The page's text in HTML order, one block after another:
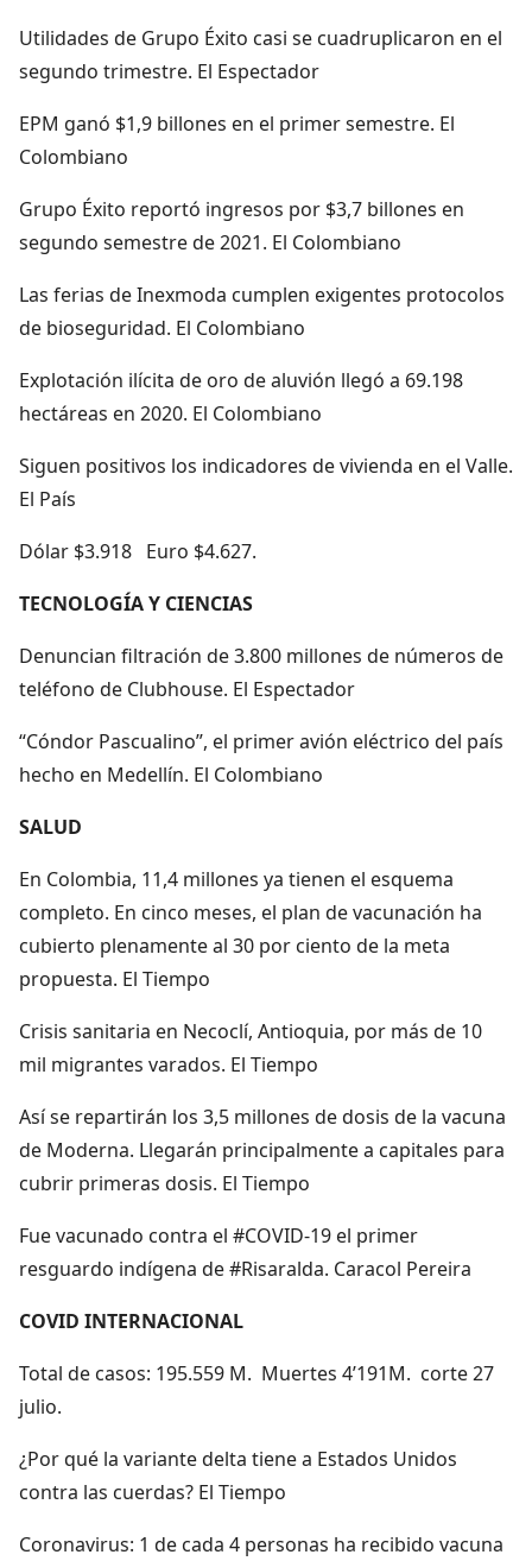
Utilidades de Grupo Éxito casi se cuadruplicaron en el
segundo trimestre. El Espectador
EPM ganó $1,9 billones en el primer semestre. El
Colombiano
Grupo Éxito reportó ingresos por $3,7 billones en
segundo semestre de 2021. El Colombiano
Las ferias de Inexmoda cumplen exigentes protocolos
de bioseguridad. El Colombiano
Explotación ilícita de oro de aluvión llegó a 69.198
hectáreas en 2020. El Colombiano
Siguen positivos los indicadores de vivienda en el Valle.
El País
Dólar $3.918 Euro $4.627.
TECNOLOGÍA Y CIENCIAS
Denuncian filtración de 3.800 millones de números de
teléfono de Clubhouse. El Espectador
“Cóndor Pascualino”, el primer avión eléctrico del país
hecho en Medellín. El Colombiano
SALUD
En Colombia, 11,4 millones ya tienen el esquema
completo. En cinco meses, el plan de vacunación ha
cubierto plenamente al 30 por ciento de la meta
propuesta. El Tiempo
Crisis sanitaria en Necoclí, Antioquia, por más de 10
mil migrantes varados. El Tiempo
Así se repartirán los 3,5 millones de dosis de la vacuna
de Moderna. Llegarán principalmente a capitales para
cubrir primeras dosis. El Tiempo
Fue vacunado contra el #COVID-19 el primer
resguardo indígena de #Risaralda. Caracol Pereira
COVID INTERNACIONAL
Total de casos: 195.559 M. Muertes 4’191M. corte 27
julio.
¿Por qué la variante delta tiene a Estados Unidos
contra las cuerdas? El Tiempo
Coronavirus: 1 de cada 4 personas ha recibido vacuna